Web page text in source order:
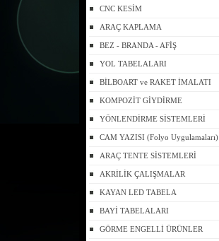
CNC KESİM
ARAÇ KAPLAMA
BEZ - BRANDA - AFİŞ
YOL TABELALARI
BİLBOART ve RAKET İMALATI
KOMPOZİT GİYDİRME
YÖNLENDİRME SİSTEMLERİ
CAM YAZISI (Folyo Uygulamaları)
ARAÇ TENTE SİSTEMLERİ
AKRİLİK ÇALIŞMALAR
KAYAN LED TABELA
BAYİ TABELALARI
GÖRME ENGELLİ ÜRÜNLER